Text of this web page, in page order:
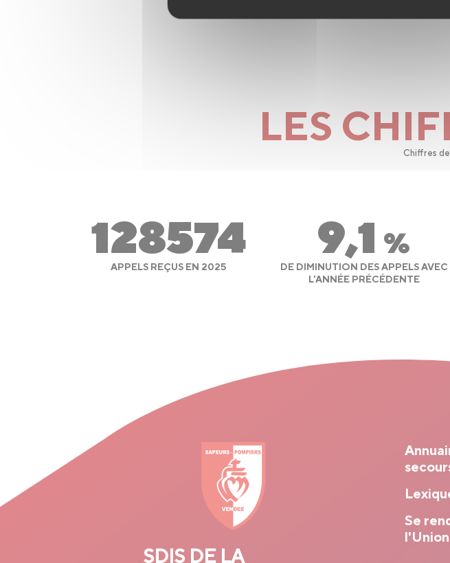
LES
Chiffres
128574
APPELS REÇUS EN 2025
9,1 %
DE DIMINUTION DES APPELS AVEC
L'ANNÉE PRÉCÉDENTE
SDIS DE LA
Se